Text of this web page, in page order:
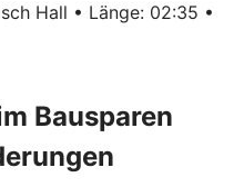
Hall • Länge: 02:35 •
Bausparen